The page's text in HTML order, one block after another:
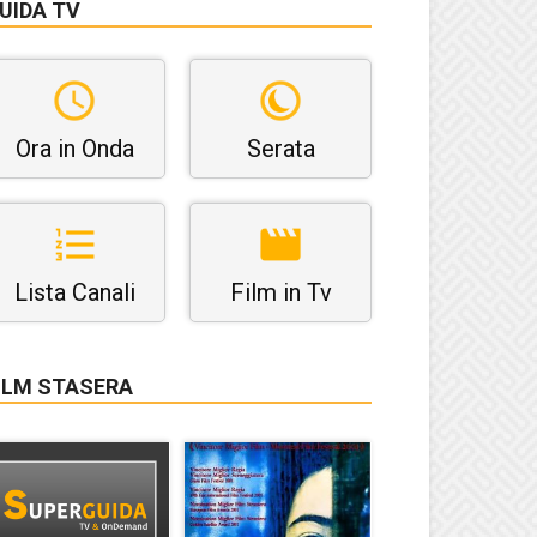
TV
Ora in Onda Serata
Lista Canali Film in Tv
STASERA